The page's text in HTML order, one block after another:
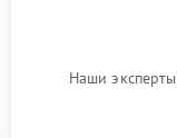
Наши